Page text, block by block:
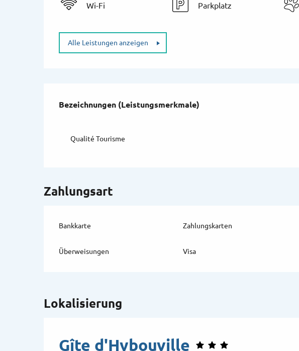
Wi-Fi Parkplatz
Alle Leistungen anzeigen
Leistungensmöglichkeiten
Bezeichnungen (Leistungsmerkmale)
Bezeichnungen (Leistungsmerkmale)
Qualité Tourisme
Zahlungsart
Bankkarte Zahlungskarten
Überweisungen Visa
Lokalisierung
Gîte d'Hybouville